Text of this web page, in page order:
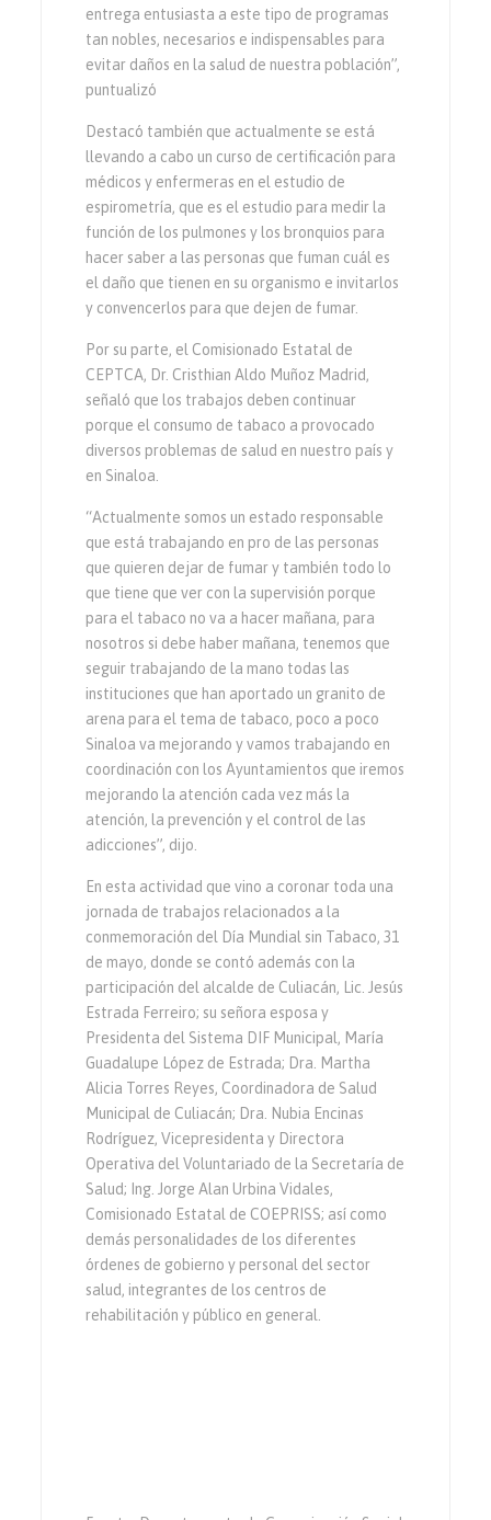
entrega entusiasta a este tipo de programas
tan nobles, necesarios e indispensables para
evitar daños en la salud de nuestra población”,
puntualizó
Destacó también que actualmente se está
llevando a cabo un curso de certificación para
médicos y enfermeras en el estudio de
espirometría, que es el estudio para medir la
función de los pulmones y los bronquios para
hacer saber a las personas que fuman cuál es
el daño que tienen en su organismo e invitarlos
y convencerlos para que dejen de fumar.
Por su parte, el Comisionado Estatal de
CEPTCA, Dr. Cristhian Aldo Muñoz Madrid,
señaló que los trabajos deben continuar
porque el consumo de tabaco a provocado
diversos problemas de salud en nuestro país y
en Sinaloa.
“Actualmente somos un estado responsable
que está trabajando en pro de las personas
que quieren dejar de fumar y también todo lo
que tiene que ver con la supervisión porque
para el tabaco no va a hacer mañana, para
nosotros si debe haber mañana, tenemos que
seguir trabajando de la mano todas las
instituciones que han aportado un granito de
arena para el tema de tabaco, poco a poco
Sinaloa va mejorando y vamos trabajando en
coordinación con los Ayuntamientos que iremos
mejorando la atención cada vez más la
atención, la prevención y el control de las
adicciones”, dijo.
En esta actividad que vino a coronar toda una
jornada de trabajos relacionados a la
conmemoración del Día Mundial sin Tabaco, 31
de mayo, donde se contó además con la
participación del alcalde de Culiacán, Lic. Jesús
Estrada Ferreiro; su señora esposa y
Presidenta del Sistema DIF Municipal, María
Guadalupe López de Estrada; Dra. Martha
Alicia Torres Reyes, Coordinadora de Salud
Municipal de Culiacán; Dra. Nubia Encinas
Rodríguez, Vicepresidenta y Directora
Operativa del Voluntariado de la Secretaría de
Salud; Ing. Jorge Alan Urbina Vidales,
Comisionado Estatal de COEPRISS; así como
demás personalidades de los diferentes
órdenes de gobierno y personal del sector
salud, integrantes de los centros de
rehabilitación y público en general.